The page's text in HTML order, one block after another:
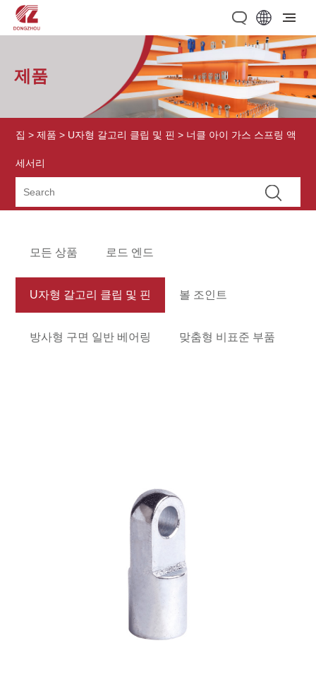
제품
집 > 제품 > U자형 갈고리 클립 및 핀 > 너클 아이 가스 스프링 액
세서리
모든 상품 로드 엔드
U자형 갈고리 클립 및 핀 볼 조인트
방사형 구면 일반 베어링 맞춤형 비표준 부품